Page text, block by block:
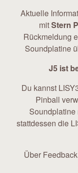
Aktuelle
mitStern
Rückmeldung
Soundplatine
J5 ist
Du kannst
Pinball
Soundplatine
stattdessen die
Über